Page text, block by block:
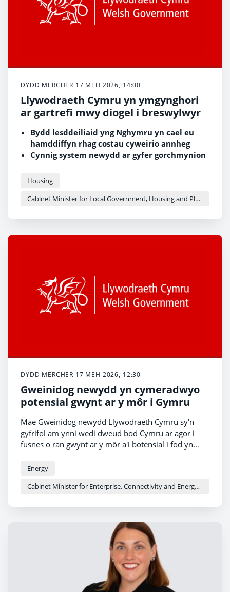
DYDD MERCHER 17 MEH 2026, 14:00
Llywodraeth Cymru yn ymgynghori
ar gartrefi mwy diogel i breswylwyr
Bydd lesddeiliaid yng Nghymru yn cael eu
hamddiffyn rhag costau cyweirio annheg
Cynnig system newydd ar gyfer gorchmynion
adeiladau preswyl
Diogelwch Adeiladau (Cymru) 2026 gael ei
Housing
Cabinet Minister for Local Government, Housing and Planning - Siân Gwenllian
DYDD MERCHER 17 MEH 2026, 12:30
Gweinidog newydd yn cymeradwyo
potensial gwynt ar y môr i Gymru
Mae Gweinidog newydd Llywodraeth Cymru sy'n
gyfrifol am ynni wedi dweud bod Cymru ar agor i
fusnes o ran gwynt ar y môr a'i botensial i fod yn
Energy
Cabinet Minister for Enterprise, Connectivity and Energy - Adam Price